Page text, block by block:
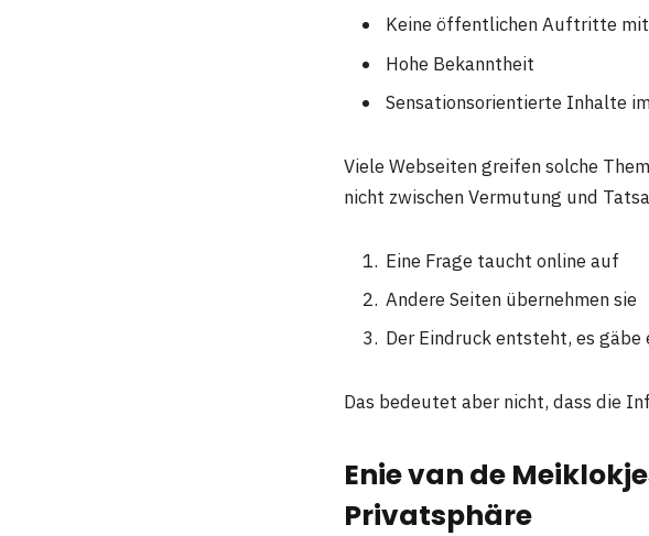
Keine öffentlichen Auftritte
Hohe Bekanntheit
Sensationsorientierte Inhalte
Viele Webseiten greifen solche
nicht zwischen Vermutung und
Eine Frage taucht online auf
Andere Seiten übernehmen sie
Der Eindruck entsteht, es
Das bedeutet aber nicht, dass die
Enie van de
Privatsphäre